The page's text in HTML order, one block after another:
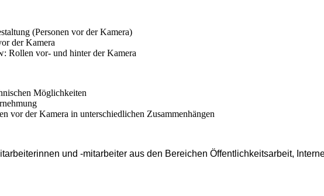
(Personen vor der Kamera)
der Kamera
Rollen vor- und hinter der Kamera
Möglichkeiten
vor der Kamera in unterschiedlichen Zusammenhängen
und -mitarbeiter aus den Bereichen Öffentlichkeitsarbeit,